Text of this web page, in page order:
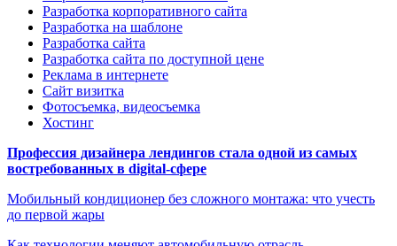
Разработка корпоративного сайта
Разработка на шаблоне
Разработка сайта
Разработка сайта по доступной цене
Реклама в интернете
Сайт визитка
Фотосъемка, видеосъемка
Хостинг
Профессия дизайнера лендингов стала одной из самых
востребованных в digital-сфере
Мобильный кондиционер без сложного монтажа: что учесть
до первой жары